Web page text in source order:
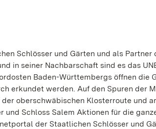
Schlösser und Gärten und als Partner
in seiner Nachbarschaft sind es das
Baden-Württembergs öffnen die
erkundet werden. Auf den Spuren der
der oberschwäbischen Klosterroute und
und Schloss Salem Aktionen für die
der Staatlichen Schlösser und